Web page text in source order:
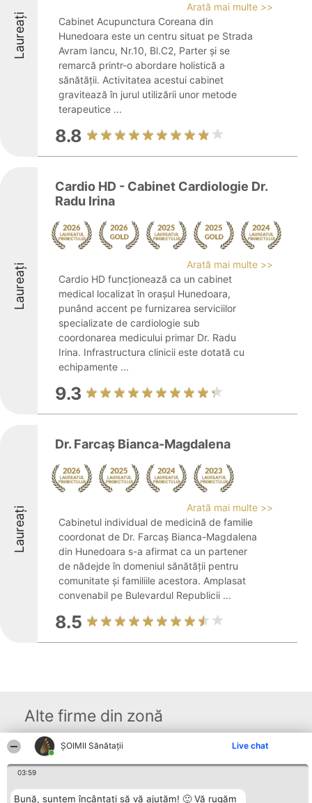
ŞOIMII Sănătații Live chat
03:59
Bună, suntem încântați să vă ajutăm! 🙂 Vă rugăm
Laureați
Arată mai multe >>
Cabinet Acupunctura Coreana din
Hunedoara este un centru situat pe Strada
Avram Iancu, Nr.10, Bl.C2, Parter și se
remarcă printr-o abordare holistică a
sănătății. Activitatea acestui cabinet
gravitează în jurul utilizării unor metode
terapeutice ...
8.8
Laureați
Cardio HD - Cabinet Cardiologie Dr.
Radu Irina
Arată mai multe >>
Cardio HD funcționează ca un cabinet
medical localizat în orașul Hunedoara,
punând accent pe furnizarea serviciilor
specializate de cardiologie sub
coordonarea medicului primar Dr. Radu
Irina. Infrastructura clinicii este dotată cu
echipamente ...
9.3
Laureați
Dr. Farcaș Bianca-Magdalena
Arată mai multe >>
Cabinetul individual de medicină de familie
coordonat de Dr. Farcaș Bianca-Magdalena
din Hunedoara s-a afirmat ca un partener
de nădejde în domeniul sănătății pentru
comunitate și familiile acestora. Amplasat
convenabil pe Bulevardul Republicii ...
8.5
Alte firme din zonă
Organizator Ranking
BRIGHT SOLUTIONS BR SRL
Sc. A Et. 4 Ap. 13 Cod 061952
Plebiscyt Contact